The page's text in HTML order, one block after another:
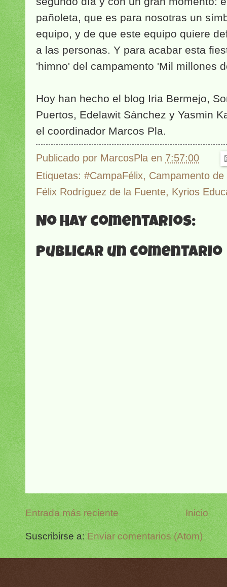
pañoleta, que es para nosotras un
equipo, y de que este equipo quiere
a las personas. Y para acabar esta
'himno' del campamento 'Mil millones
Hoy han hecho el blog Iria Bermejo,
Puertos, Edelawit Sánchez y Yasmin
el coordinador Marcos Pla.
Publicado por MarcosPla en 7:57:00
Etiquetas: #CampaFélix, Campamento de
Félix Rodríguez de la Fuente, Kyrios
No hay comentarios:
Publicar un comentario
Entrada más reciente Inicio
Suscribirse a:Enviar comentarios (Atom)